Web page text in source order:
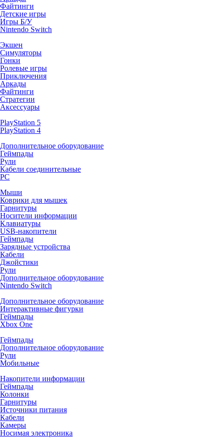
Файтинги
Детские игры
Игры Б/У
Nintendo Switch
Экшен
Симуляторы
Гонки
Ролевые игры
Приключения
Аркады
Файтинги
Стратегии
Аксессуары
PlayStation 5
PlayStation 4
Дополнительное оборудование
Геймпады
Рули
Кабели соединительные
PC
Мыши
Коврики для мышек
Гарнитуры
Носители информации
Клавиатуры
USB-накопители
Геймпады
Зарядные устройства
Кабели
Джойстики
Рули
Дополнительное оборудование
Nintendo Switch
Дополнительное оборудование
Интерактивные фигурки
Геймпады
Xbox One
Геймпады
Дополнительное оборудование
Рули
Мобильные
Накопители информации
Геймпады
Колонки
Гарнитуры
Источники питания
Кабели
Камеры
Носимая электроника